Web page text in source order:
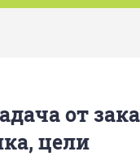
от
цели